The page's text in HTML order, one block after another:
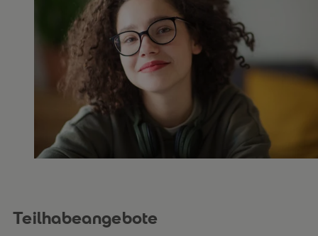
Teilhabeangebote